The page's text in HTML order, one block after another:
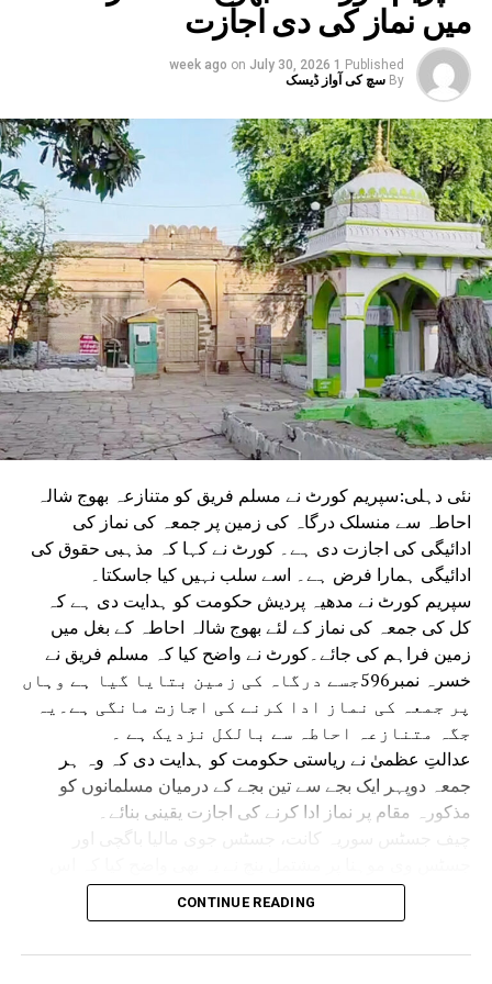
متاثر ہیں۔ یوپی ، بہار کے کئی اضلاع میں بھی
انتظامیہ الرٹ ہے۔
میں نماز کی دی اجازت
Published
1 week ago
on July 30, 2026
By سچ کی آواز ڈیسک
نئی دہلی:سپریم کورٹ نے مسلم فریق کو متنازعہ بھوج شالہ
احاطہ سے منسلک درگاہ کی زمین پر جمعہ کی نماز کی
ادائیگی کی اجازت دی ہے۔ کورٹ نے کہا کہ مذہبی حقوق کی
ادائیگی ہمارا فرض ہے۔ اسے سلب نہیں کیا جاسکتا۔
سپریم کورٹ نے مدھیہ پردیش حکومت کو ہدایت دی ہے کہ
کل کی جمعہ کی نماز کے لئے بھوج شالہ احاطہ کے بغل میں
زمین فراہم کی جائے۔کورٹ نے واضح کیا کہ مسلم فریق نے
خسرہ نمبر596جسے درگاہ کی زمین بتایا گیا ہے وہاں
پر جمعہ کی نماز ادا کرنے کی اجازت مانگی ہے۔یہ
جگہ متنازعہ احاطہ سے بالکل نزدیک ہے ۔
عدالتِ عظمیٰ نے ریاستی حکومت کو ہدایت دی کہ وہ ہر
جمعہ دوپہر ایک بجے سے تین بجے کے درمیان مسلمانوں کو
مذکورہ مقام پر نماز ادا کرنے کی اجازت یقینی بنائے۔
حکم سے ریاستی حکومت اور مسلم فریق باہمی رضامندی سے
جمعہ کی نماز کے لیے کسی متبادل مقام پر غور کرنے سے
CONTINUE READING